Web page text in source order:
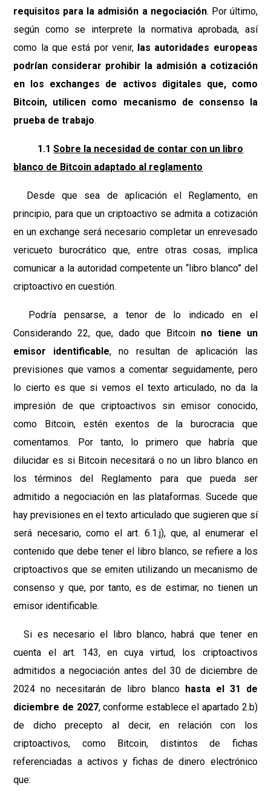
requisitos para la admisión a negociación. Por último,
según como se interprete la normativa aprobada, así
como la que está por venir, las autoridades europeas
podrían considerar prohibir la admisión a cotización
en los exchanges de activos digitales que, como
Bitcoin, utilicen como mecanismo de consenso la
prueba de trabajo.
1.1Sobre la necesidad de contar con un libro
blanco de Bitcoin adaptado al reglamento
Desde que sea de aplicación el Reglamento, en
principio, para que un criptoactivo se admita a cotización
en un exchange será necesario completar un enrevesado
vericueto burocrático que, entre otras cosas, implica
comunicar a la autoridad competente un “libro blanco” del
criptoactivo en cuestión.
Podría pensarse, a tenor de lo indicado en el
Considerando 22, que, dado que Bitcoin no tiene un
emisor identificable, no resultan de aplicación las
previsiones que vamos a comentar seguidamente, pero
lo cierto es que si vemos el texto articulado, no da la
impresión de que criptoactivos sin emisor conocido,
como Bitcoin, estén exentos de la burocracia que
comentamos. Por tanto, lo primero que habría que
dilucidar es si Bitcoin necesitará o no un libro blanco en
los términos del Reglamento para que pueda ser
admitido a negociación en las plataformas. Sucede que
hay previsiones en el texto articulado que sugieren que sí
será necesario, como el art. 6.1.j), que, al enumerar el
contenido que debe tener el libro blanco, se refiere a los
criptoactivos que se emiten utilizando un mecanismo de
consenso y que, por tanto, es de estimar, no tienen un
emisor identificable.
Si es necesario el libro blanco, habrá que tener en
cuenta el art. 143, en cuya virtud, los criptoactivos
admitidos a negociación antes del 30 de diciembre de
2024 no necesitarán de libro blanco
hasta el 31 de
diciembre de 2027, conforme establece el apartado 2.b)
de dicho precepto al decir, en relación con los
criptoactivos, como Bitcoin, distintos de fichas
referenciadas a activos y fichas de dinero electrónico
que: